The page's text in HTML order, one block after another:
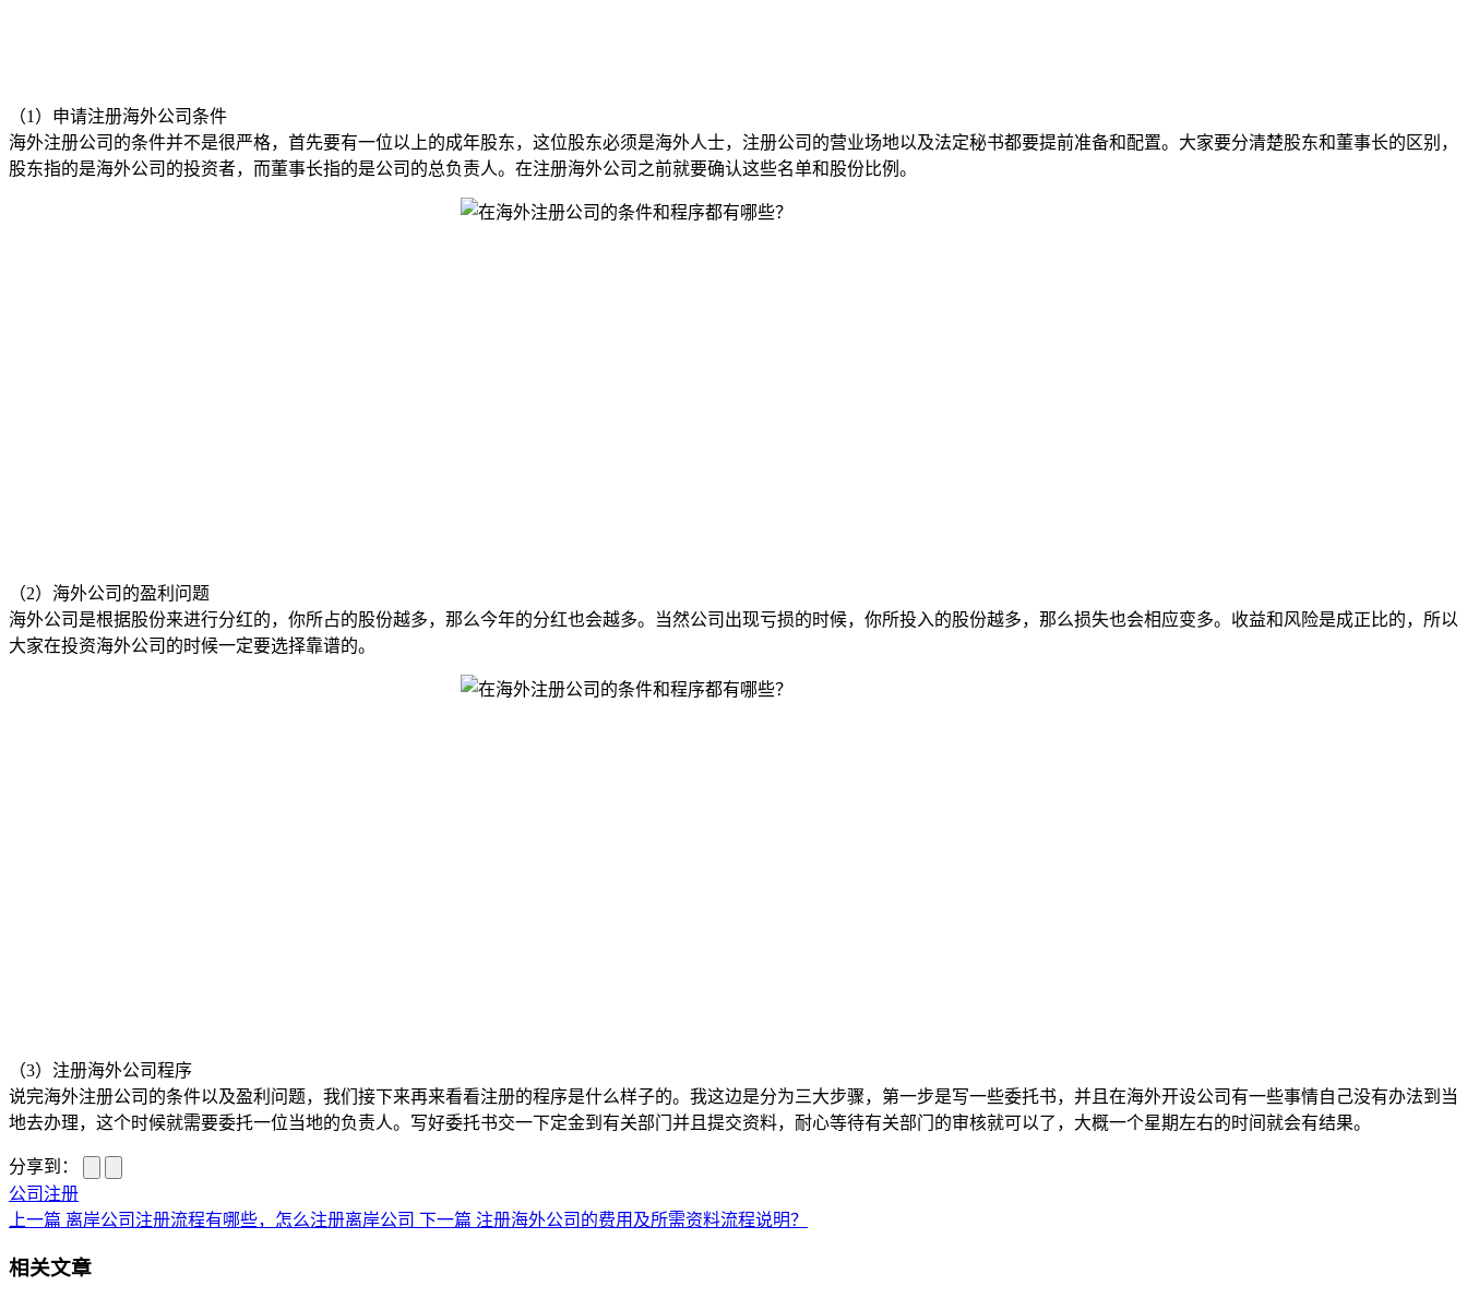
（1）申请注册海外公司条件
海外注册公司的条件并不是很严格，首先要有一位以上的成年股东，这位股东必须是海外人士，注册公司的营业场地以及法定秘书都要提前准备和配置。大家要分清楚股东和董事长的区别，
股东指的是海外公司的投资者，而董事长指的是公司的总负责人。在注册海外公司之前就要确认这些名单和股份比例。
（2）海外公司的盈利问题
海外公司是根据股份来进行分红的，你所占的股份越多，那么今年的分红也会越多。当然公司出现亏损的时候，你所投入的股份越多，那么损失也会相应变多。收益和风险是成正比的，所以
大家在投资海外公司的时候一定要选择靠谱的。
（3）注册海外公司程序
说完海外注册公司的条件以及盈利问题，我们接下来再来看看注册的程序是什么样子的。我这边是分为三大步骤，第一步是写一些委托书，并且在海外开设公司有一些事情自己没有办法到当
地去办理，这个时候就需要委托一位当地的负责人。写好委托书交一下定金到有关部门并且提交资料，耐心等待有关部门的审核就可以了，大概一个星期左右的时间就会有结果。
分享到：
公司注册
上一篇 离岸公司注册流程有哪些，怎么注册离岸公司 下一篇 注册海外公司的费用及所需资料流程说明？
相关文章